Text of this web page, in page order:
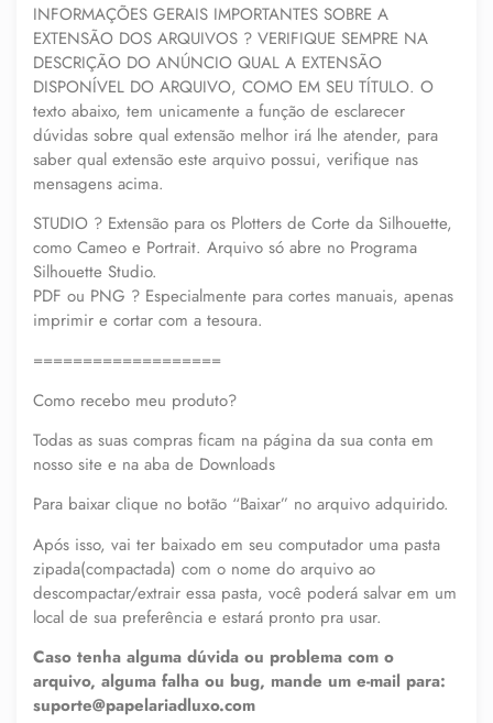
INFORMAÇÕES GERAIS IMPORTANTES SOBRE A
EXTENSÃO DOS ARQUIVOS ? VERIFIQUE SEMPRE NA
DESCRIÇÃO DO ANÚNCIO QUAL A EXTENSÃO
DISPONÍVEL DO ARQUIVO, COMO EM SEU TÍTULO. O
texto abaixo, tem unicamente a função de esclarecer
dúvidas sobre qual extensão melhor irá lhe atender, para
saber qual extensão este arquivo possui, verifique nas
mensagens acima.
STUDIO ? Extensão para os Plotters de Corte da Silhouette,
como Cameo e Portrait. Arquivo só abre no Programa
Silhouette Studio.
PDF ou PNG ? Especialmente para cortes manuais, apenas
imprimir e cortar com a tesoura.
===================
Como recebo meu produto?
Todas as suas compras ficam na página da sua conta em
nosso site e na aba de Downloads
Para baixar clique no botão “Baixar” no arquivo adquirido.
Após isso, vai ter baixado em seu computador uma pasta
zipada(compactada) com o nome do arquivo ao
descompactar/extrair essa pasta, você poderá salvar em um
local de sua preferência e estará pronto pra usar.
Caso tenha alguma dúvida ou problema com o
arquivo, alguma falha ou bug, mande um e-mail para:
suporte@papelariadluxo.com